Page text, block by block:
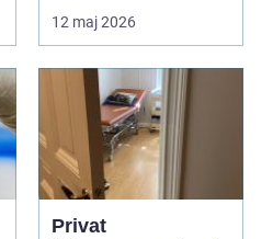
12 maj 2026
Privat